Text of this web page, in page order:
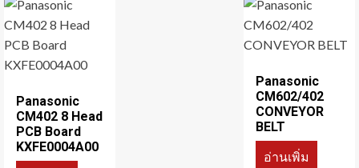
Panasonic
CM402 8 Head
PCB Board
KXFE0004A00
Panasonic
CM602/402
CONVEYOR
BELT
อ่านเพิ่ม